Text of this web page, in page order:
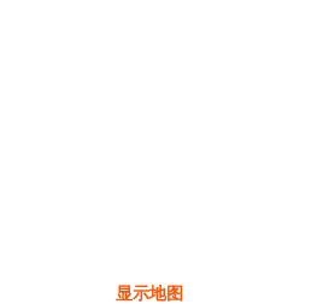
显示地图